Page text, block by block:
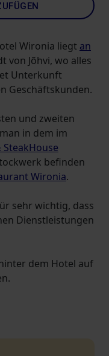
Wironia liegt an
von Jõhvi, wo alles
Unterkunft
Geschäftskunden.
und zweiten
in dem im
SteakHouse
befinden
Wironia.
sehr wichtig, dass
Dienstleistungen
dem Hotel auf